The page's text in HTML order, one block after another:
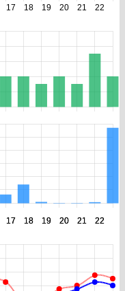
17 18 19 20 21 22
17 18 19 20 21 22
17 18 19 20 21 22